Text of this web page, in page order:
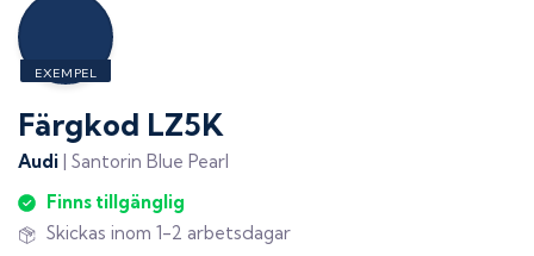
Färgkod LZ5K
Audi | Santorin Blue Pearl
Finns tillgänglig
Skickas inom 1-2 arbetsdagar